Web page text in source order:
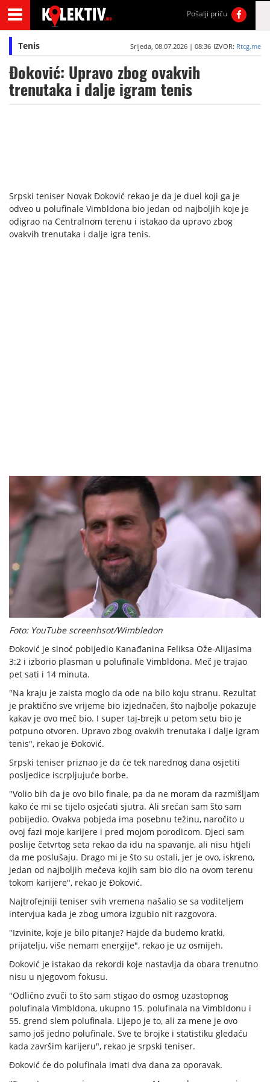
Pošalji priču
Tenis Srijeda, 08.07.2026 | 08:36 IZVOR: Rtcg.me
Đoković: Upravo zbog ovakvih
trenutaka i dalje igram tenis
Srpski teniser Novak Đoković rekao je da je duel koji ga je
odveo u polufinale Vimbldona bio jedan od najboljih koje je
odigrao na Centralnom terenu i istakao da upravo zbog
ovakvih trenutaka i dalje igra tenis.
Foto: YouTube screenhsot/Wimbledon
Đoković je sinoć pobijedio Kanađanina Feliksa Ože-Alijasima
3:2 i izborio plasman u polufinale Vimbldona. Meč je trajao
pet sati i 14 minuta.
"Na kraju je zaista moglo da ode na bilo koju stranu. Rezultat
je praktično sve vrijeme bio izjednačen, što najbolje pokazuje
kakav je ovo meč bio. I super taj-brejk u petom setu bio je
potpuno otvoren. Upravo zbog ovakvih trenutaka i dalje igram
tenis", rekao je Đoković.
Srpski teniser priznao je da će tek narednog dana osjetiti
posljedice iscrpljujuće borbe.
"Volio bih da je ovo bilo finale, pa da ne moram da razmišljam
kako će mi se tijelo osjećati sjutra. Ali srećan sam što sam
pobijedio. Ovakva pobjeda ima posebnu težinu, naročito u
ovoj fazi moje karijere i pred mojom porodicom. Djeci sam
poslije četvrtog seta rekao da idu na spavanje, ali nisu htjeli
da me poslušaju. Drago mi je što su ostali, jer je ovo, iskreno,
jedan od najboljih mečeva kojih sam bio dio na ovom terenu
tokom karijere", rekao je Đoković.
Najtrofejniji teniser svih vremena našalio se sa voditeljem
intervjua kada je zbog umora izgubio nit razgovora.
"Izvinite, koje je bilo pitanje? Hajde da budemo kratki,
prijatelju, više nemam energije", rekao je uz osmijeh.
Đoković je istakao da rekordi koje nastavlja da obara trenutno
nisu u njegovom fokusu.
"Odlično zvuči to što sam stigao do osmog uzastopnog
polufinala Vimbldona, ukupno 15. polufinala na Vimbldonu i
55. grend slem polufinala. Lijepo je to, ali za mene je ovo
samo još jedno polufinale. Sve te brojke i statistiku gledaću
kada završim karijeru", rekao je srpski teniser.
Đoković će do polufinala imati dva dana za oporavak.